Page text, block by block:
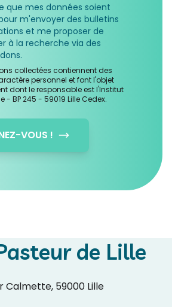
que mes données soient
m'envoyer des bulletins
et me proposer de
à la recherche via des
collectées contiennent des
personnel et font l'objet
dont le responsable est l'Institut
- BP 245 - 59019 Lille Cedex.
VOUS !
de Lille
Calmette, 59000 Lille